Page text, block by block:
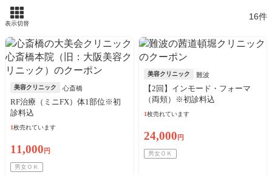
表示切替
16件
美容クリニック 心斎橋
RF治療（ミニFX）体1部位※初
診料込
1枚売れています
11,000 円
男女ＯＫ
美容クリニック 難波
【2回】インモード・フォーマ
（両頬）※初診料込
1枚売れています
24,000 円
男女ＯＫ